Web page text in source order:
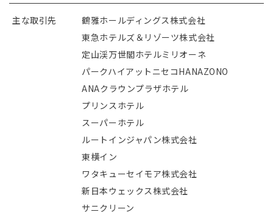
主な取引先
鶴雅ホールディングス株式会社
東急ホテルズ＆リゾーツ株式会社
定山渓万世閣ホテルミリオーネ
パークハイアットニセコHANAZONO
ANAクラウンプラザホテル
プリンスホテル
スーパーホテル
ルートインジャパン株式会社
東横イン
ワタキューセイモア株式会社
新日本ウェックス株式会社
サニクリーン